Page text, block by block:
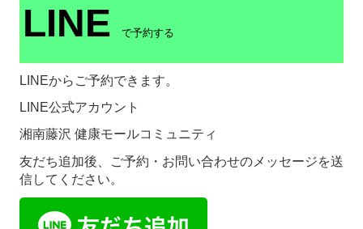
LINE で予約する
LINEからご予約できます。
LINE公式アカウント
湘南藤沢 健康モールコミュニティ
友だち追加後、ご予約・お問い合わせのメッセージを送
信してください。